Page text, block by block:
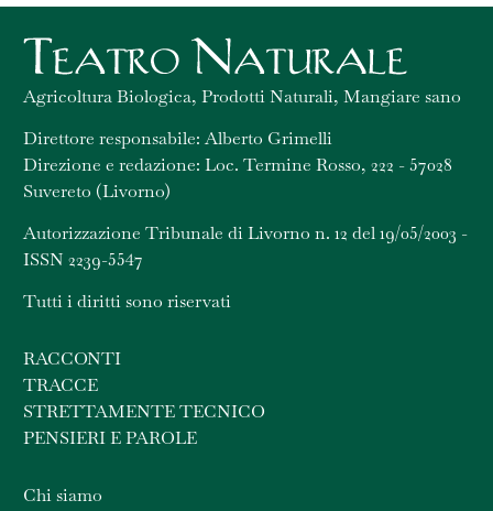
Agricoltura Biologica, Prodotti Naturali, Mangiare sano
Direttore responsabile: Alberto Grimelli
Direzione e redazione: Loc. Termine Rosso, 222 - 57028
Suvereto (Livorno)
Autorizzazione Tribunale di Livorno n. 12 del 19/05/2003 -
ISSN 2239-5547
Tutti i diritti sono riservati
RACCONTI
TRACCE
STRETTAMENTE TECNICO
PENSIERI E PAROLE
Chi siamo